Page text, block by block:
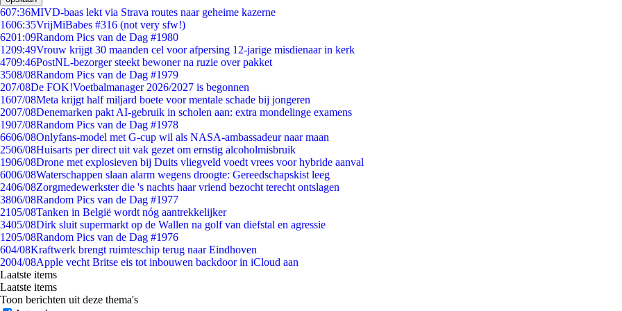
607:36MIVD-baas lekt via Strava routes naar geheime kazerne
1606:35VrijMiBabes #316 (not very sfw!)
6201:09Random Pics van de Dag #1980
1209:49Vrouw krijgt 30 maanden cel voor afpersing 12-jarige misdienaar in kerk
4709:46PostNL-bezorger steekt bewoner na ruzie over pakket
3508/08Random Pics van de Dag #1979
207/08De FOK!Voetbalmanager 2026/2027 is begonnen
1607/08Meta krijgt half miljard boete voor mentale schade bij jongeren
2007/08Denemarken pakt AI-gebruik in scholen aan: extra mondelinge examens
1907/08Random Pics van de Dag #1978
6606/08Onlyfans-model met G-cup wil als NASA-ambassadeur naar maan
2506/08Huisarts per direct uit vak gezet om ernstig alcoholmisbruik
1906/08Drone met explosieven bij Duits vliegveld voedt vrees voor hybride aanval
6006/08Waterschappen slaan alarm wegens droogte: Gereedschapskist leeg
2406/08Zorgmedewerkster die 's nachts haar vriend bezocht terecht ontslagen
3806/08Random Pics van de Dag #1977
2105/08Tanken in België wordt nóg aantrekkelijker
3405/08Dirk sluit supermarkt op de Wallen na golf van diefstal en agressie
1205/08Random Pics van de Dag #1976
604/08Kraftwerk brengt ruimteschip terug naar Eindhoven
2004/08Apple vecht Britse eis tot inbouwen backdoor in iCloud aan
Laatste items
Laatste items
Toon berichten uit deze thema's